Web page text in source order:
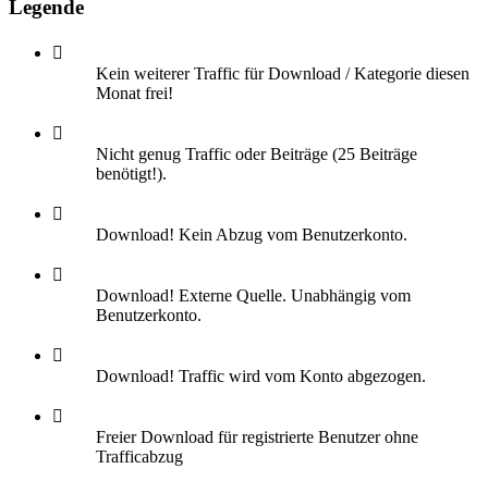
Legende
Kein weiterer Traffic für Download / Kategorie diesen
Monat frei!
Nicht genug Traffic oder Beiträge (25 Beiträge
benötigt!).
Download! Kein Abzug vom Benutzerkonto.
Download! Externe Quelle. Unabhängig vom
Benutzerkonto.
Download! Traffic wird vom Konto abgezogen.
Freier Download für registrierte Benutzer ohne
Trafficabzug